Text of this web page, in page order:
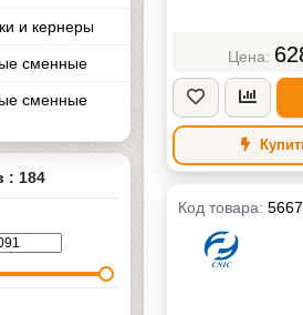
и кернеры
сменные
сменные
: 184
Код товара: